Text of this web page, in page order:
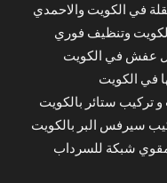
في الكويت والاحمدي
وتنظيف فوري
عفش في الكويت
في الكويت
ستائر بالكويت
سيرفس البر بالكويت
شبكة للسرداب